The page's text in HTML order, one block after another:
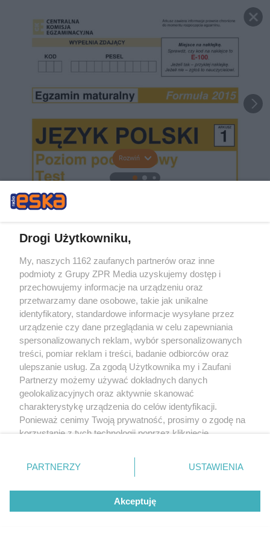
Rozwiń
Drogi Użytkowniku,
My, naszych 1162 zaufanych partnerów oraz inne
podmioty z Grupy ZPR Media uzyskujemy dostęp i
przechowujemy informacje na urządzeniu oraz
przetwarzamy dane osobowe, takie jak unikalne
identyfikatory, standardowe informacje wysyłane przez
urządzenie czy dane przeglądania w celu zapewniania
spersonalizowanych reklam, wybór spersonalizowanych
treści, pomiar reklam i treści, badanie odbiorców oraz
ulepszanie usług. Za zgodą Użytkownika my i Zaufani
Partnerzy możemy używać dokładnych danych
geolokalizacyjnych oraz aktywnie skanować
charakterystykę urządzenia do celów identyfikacji.
Ponieważ cenimy Twoją prywatność, prosimy o zgodę na
korzystanie z tych technologii poprzez kliknięcie
zmienić/wycofać klikając przycisk ustawień prywatności
znajdujący się w lewym dolnym rogu strony
rodzaje przetwarzania danych nie wymagają zgody
użytkownika, ale masz prawo sprzeciwić się takiemu
przetwarzaniu. Preferencje będą miały zastosowanie tylko
PARTNERZY USTAWIENIA
Akceptuję